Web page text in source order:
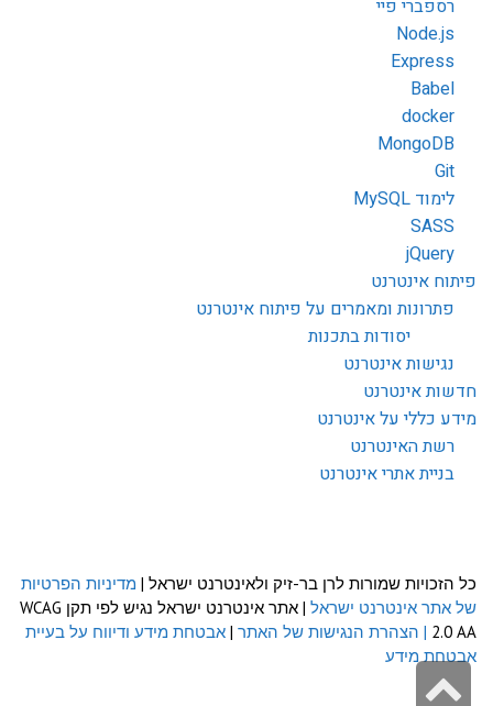
רספברי פיי
Node.js
Express
Babel
docker
MongoDB
Git
לימוד MySQL
SASS
jQuery
פיתוח אינטרנט
פתרונות ומאמרים על פיתוח אינטרנט
יסודות בתכנות
נגישות אינטרנט
חדשות אינטרנט
מידע כללי על אינטרנט
רשת האינטרנט
בניית אתרי אינטרנט
כל הזכויות שמורות לרן בר-זיק ולאינטרנט ישראל | מדיניות הפרטיות
של אתר אינטרנט ישראל
| אתר אינטרנט ישראל נגיש לפי תקן WCAG
2.0 AA | הצהרת הנגישות של האתר | אבטחת מידע ודיווח על בעיית
אבטחת מידע
גלילה